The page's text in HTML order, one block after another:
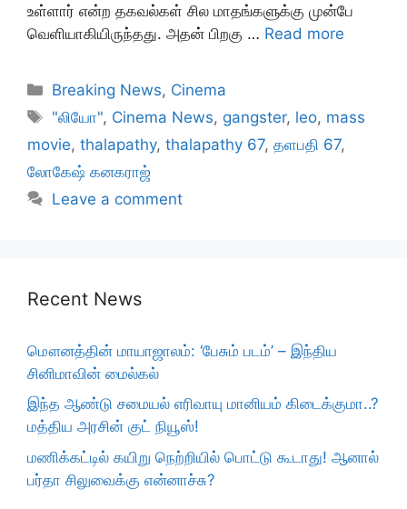
உள்ளார் என்ற தகவல்கள் சில மாதங்களுக்கு முன்பே
வெளியாகியிருந்தது. அதன் பிறகு … Read more
Categories
Breaking News, Cinema
Tags
"லியோ", Cinema News, gangster, leo, mass
movie, thalapathy, thalapathy 67, தளபதி 67,
லோகேஷ் கனகராஜ்
Leave a comment
Recent News
மௌனத்தின் மாயாஜாலம்: ‘பேசும் படம்’ – இந்திய
சினிமாவின் மைல்கல்
இந்த ஆண்டு சமையல் எரிவாயு மானியம் கிடைக்குமா..?
மத்திய அரசின் குட் நியூஸ்!
மணிக்கட்டில் கயிறு நெற்றியில் பொட்டு கூடாது! ஆனால்
பர்தா சிலுவைக்கு என்னாச்சு?